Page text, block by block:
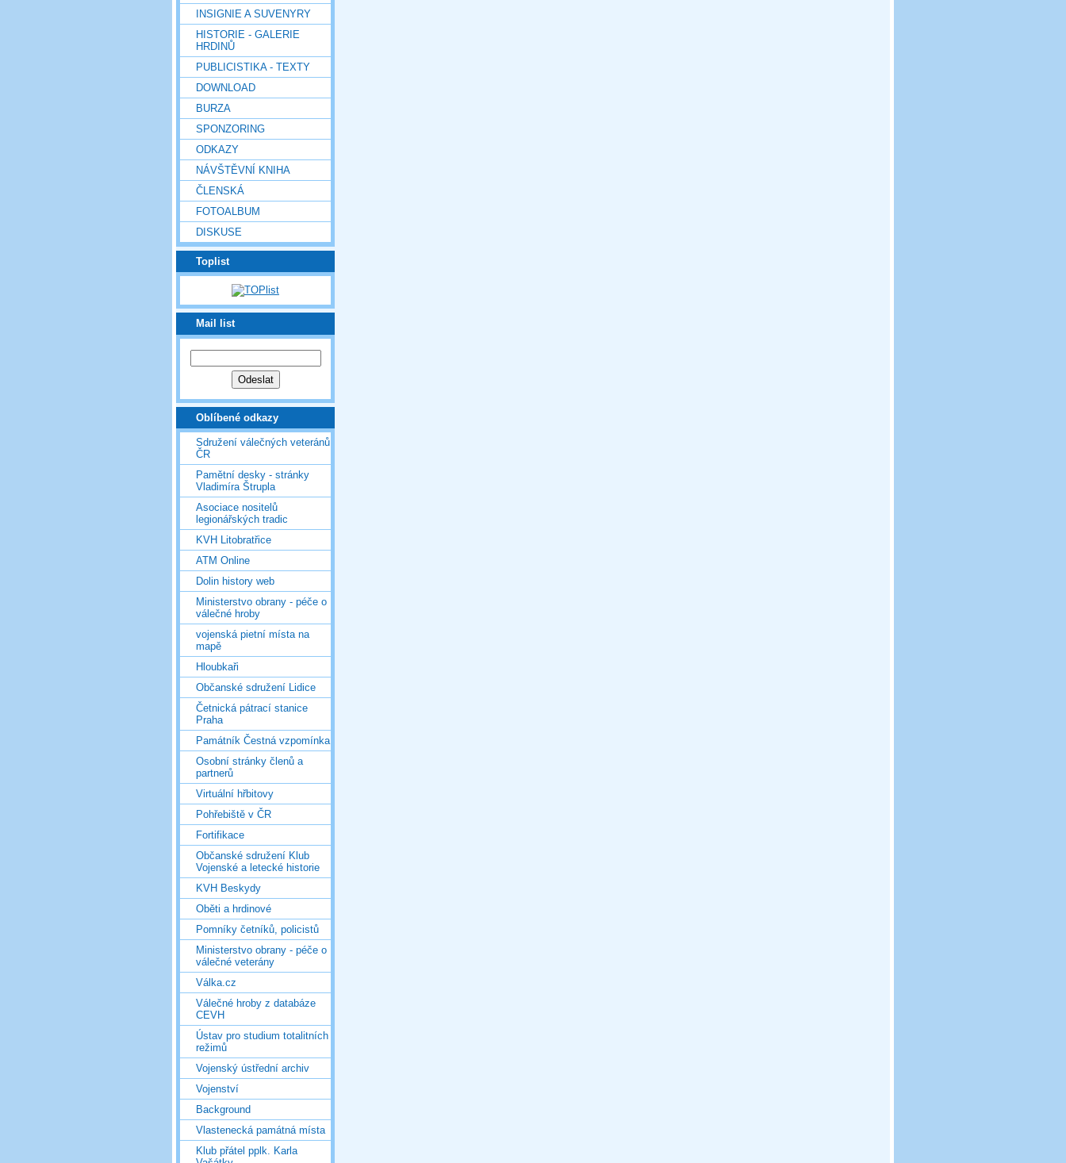
INSIGNIE A SUVENYRY
HISTORIE - GALERIE
HRDINŮ
PUBLICISTIKA - TEXTY
DOWNLOAD
BURZA
SPONZORING
ODKAZY
NÁVŠTĚVNÍ KNIHA
ČLENSKÁ
FOTOALBUM
DISKUSE
Toplist
Mail list
Oblíbené odkazy
Sdružení válečných veteránů
ČR
Pamětní desky - stránky
Vladimíra Štrupla
Asociace nositelů
legionářských tradic
KVH Litobratřice
ATM Online
Dolin history web
Ministerstvo obrany - péče o
válečné hroby
vojenská pietní místa na
mapě
Hloubkaři
Občanské sdružení Lidice
Četnická pátrací stanice
Praha
Památník Čestná vzpomínka
Osobní stránky členů a
partnerů
Virtuální hřbitovy
Pohřebiště v ČR
Fortifikace
Občanské sdružení Klub
Vojenské a letecké historie
KVH Beskydy
Oběti a hrdinové
Pomníky četníků, policistů
Ministerstvo obrany - péče o
válečné veterány
Válka.cz
Válečné hroby z databáze
CEVH
Ústav pro studium totalitních
režimů
Vojenský ústřední archiv
Vojenství
Background
Vlastenecká památná místa
Klub přátel pplk. Karla